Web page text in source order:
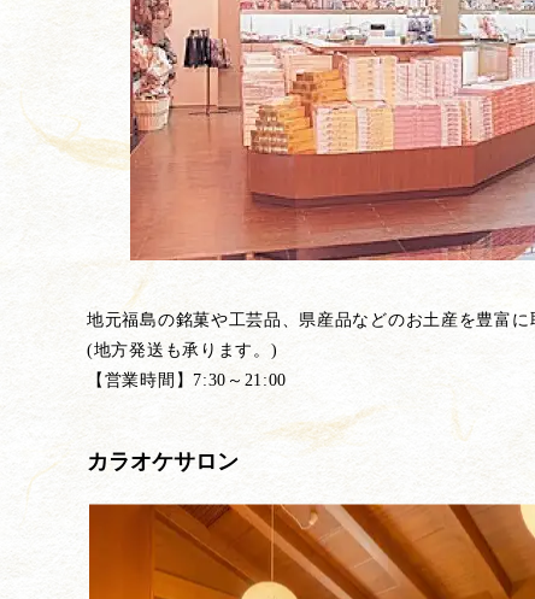
地元福島の銘菓や工芸品、県産品などのお土産を豊富に
(地方発送も承ります。)
【営業時間】7:30～21:00
カラオケサロン